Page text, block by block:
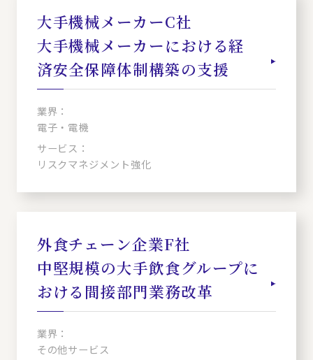
大手機械メーカーC社
大手機械メーカーにおける経
済安全保障体制構築の支援
業界：
電子・電機
サービス：
リスクマネジメント強化
外食チェーン企業F社
中堅規模の大手飲食グループに
おける間接部門業務改革
業界：
その他サービス